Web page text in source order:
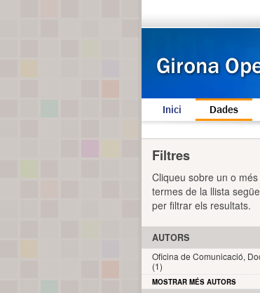
Inici Dades
Filtres
Cliqueu sobre un o més
termes de la llista
per filtrar els resultats.
AUTORS
Oficina de Comunicació,
(1)
MOSTRAR MÉS AUTORS